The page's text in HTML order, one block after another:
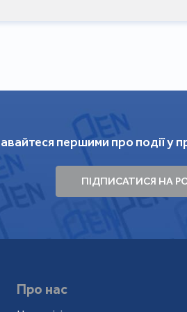
першими про події у
ПІДПИСАТИСЯ НА
Про нас